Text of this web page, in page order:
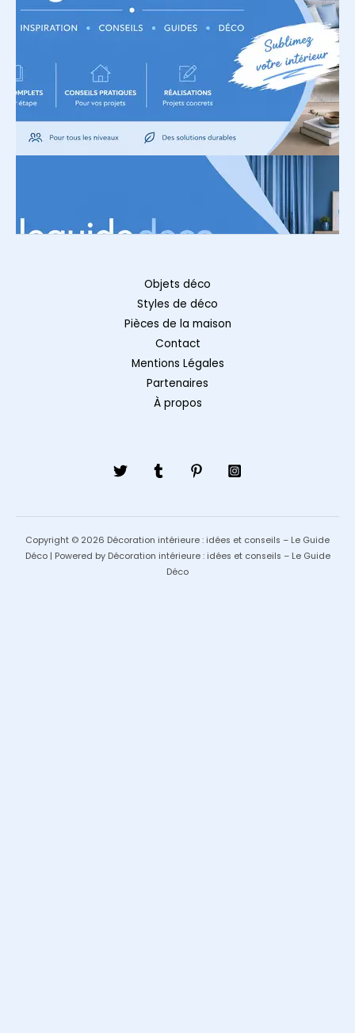
Objets déco
Styles de déco
Pièces de la maison
Contact
Mentions Légales
Partenaires
À propos
Copyright © 2026 Décoration intérieure : idées et conseils – Le Guide
Déco | Powered by Décoration intérieure : idées et conseils – Le Guide
Déco